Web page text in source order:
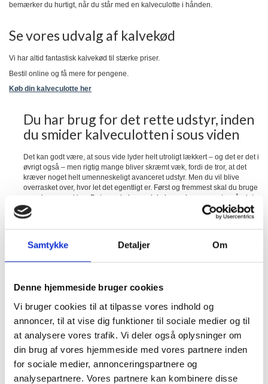
Samtykke Detaljer Om
Denne hjemmeside bruger cookies
Vi bruger cookies til at tilpasse vores indhold og
annoncer, til at vise dig funktioner til sociale medier og til
at analysere vores trafik. Vi deler også oplysninger om
din brug af vores hjemmeside med vores partnere inden
for sociale medier, annonceringspartnere og
analysepartnere. Vores partnere kan kombinere disse
bemærker du hurtigt, når du står med en kalveculotte i hånden.
Se vores udvalg af kalvekød
Vi har altid fantastisk kalvekød til stærke priser.
Bestil online og få mere for pengene.
Køb din kalveculotte her
Du har brug for det rette udstyr, inden
du smider kalveculotten i sous viden
Det kan godt være, at sous vide lyder helt utroligt lækkert – og det er det i
øvrigt også – men rigtig mange bliver skræmt væk, fordi de tror, at det
kræver noget helt umenneskeligt avanceret udstyr. Men du vil blive
overrasket over, hvor let det egentligt er. Først og fremmest skal du bruge
en vakuummaskine. Det er nok denne del, der er den sværeste, når det
kommer til stykket.
saft, uden der trænger vand ind til selve kødet.
at man skal have et sous vide-kar. Hvis du ikke har plads til karret, kan
temperaturen konstant i en ganske almindelig gryde, når du sænker den
ned i vandet.